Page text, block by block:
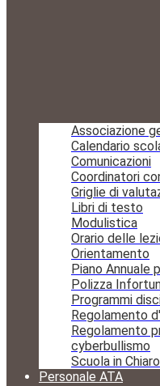
Associazione
Calendario
Comunicazioni
Coordinatori
Griglie di
Libri di testo
Modulistica
Orario delle
Orientamento
Piano Annuale
Polizza
Programmi
Regolamento
Regolamento
cyberbullismo
Scuola in Chiaro
Personale ATA